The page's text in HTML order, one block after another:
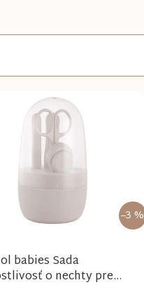
–3 %
babies Sada
o nechty pre